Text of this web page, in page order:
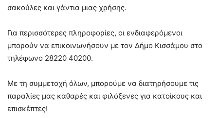
σακούλες και γάντια μιας χρήσης.
Για περισσότερες πληροφορίες, οι ενδιαφερόμενοι
μπορούν να επικοινωνήσουν με τον Δήμο Κισσάμου στο
τηλέφωνο 28220 40200.
Με τη συμμετοχή όλων, μπορούμε να διατηρήσουμε τις
παραλίες μας καθαρές και φιλόξενες για κατοίκους και
επισκέπτες!